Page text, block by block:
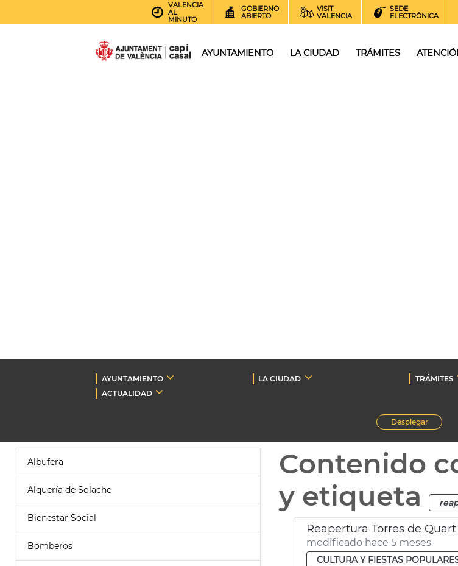
VALENCIA
AL
MINUTO
GOBIERNO
ABIERTO
VISIT
VALENCIA
SEDE
ELECTRÓNICA
AYUNTAMIENTO LA CIUDAD TRÁMITES
AYUNTAMIENTO LA CIUDAD TRÁMITES
ACTUALIDAD
Desplegar
Albufera
Alquería de Solache
Bienestar Social
Bomberos
Contenido
y etiqueta
Reapertura Torres de
modificado hace 5 meses
CULTURA Y FIESTAS